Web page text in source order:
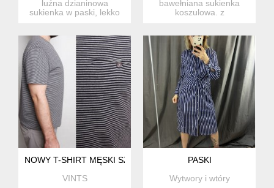
luźna dzianinowa
sukienka w paski, lekko
bawełniana sukienka
koszulowa. z
NOWY T-SHIRT MĘSKI SZARY CZARNE PASKI BAWEŁNA XL
VINTS
PASKI
Wytwory i wtóry